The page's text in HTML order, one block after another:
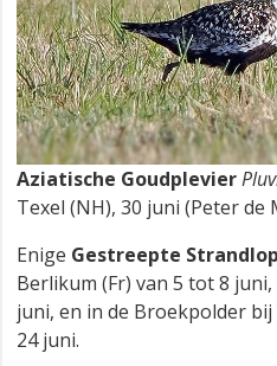
Aziatische Goudplevier
Texel (NH), 30 juni (Peter de
Enige Gestreepte
Berlikum (Fr) van 5 tot 8
juni, en in de Broekpolder
24 juni.